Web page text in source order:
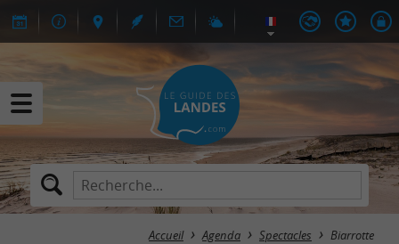
Accueil Agenda Spectacles Biarrotte